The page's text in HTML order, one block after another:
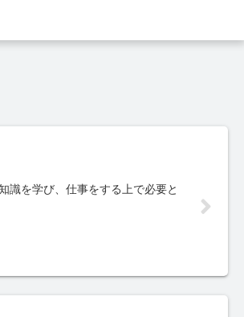
識を学び、仕事をする上で必要と